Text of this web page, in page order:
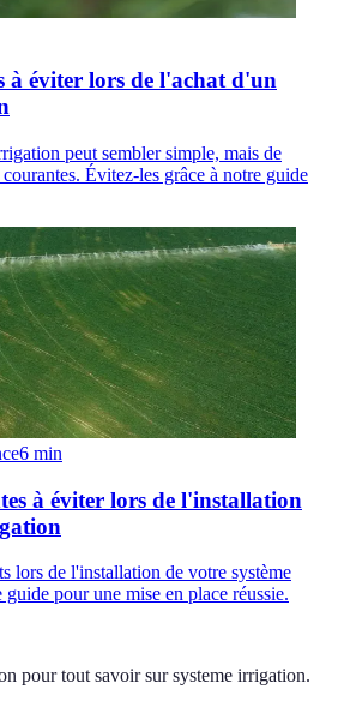
à éviter lors de l'achat d'un
peut sembler simple, mais de
Évitez-les grâce à notre guide
6 min
à éviter lors de l'installation
lors de l'installation de votre système
pour une mise en place réussie.
pour tout savoir sur systeme irrigation.